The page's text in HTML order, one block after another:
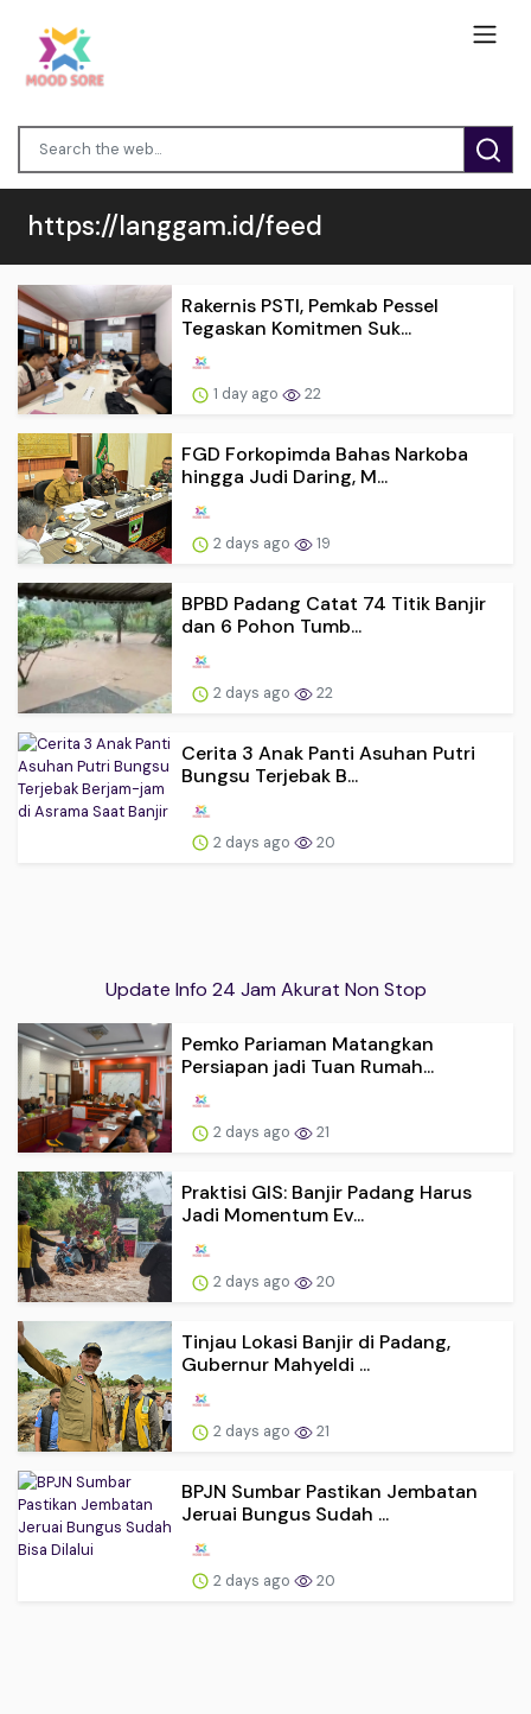
https://langgam.id/feed
Rakernis PSTI, Pemkab Pessel
Tegaskan Komitmen Suk...
1 day ago 22
FGD Forkopimda Bahas Narkoba
hingga Judi Daring, M...
2 days ago 19
BPBD Padang Catat 74 Titik Banjir
dan 6 Pohon Tumb...
2 days ago 22
Cerita 3 Anak Panti Asuhan Putri
Bungsu Terjebak B...
2 days ago 20
Update Info 24 Jam Akurat Non Stop
Pemko Pariaman Matangkan
Persiapan jadi Tuan Rumah...
2 days ago 21
Praktisi GIS: Banjir Padang Harus
Jadi Momentum Ev...
2 days ago 20
Tinjau Lokasi Banjir di Padang,
Gubernur Mahyeldi ...
2 days ago 21
BPJN Sumbar Pastikan Jembatan
Jeruai Bungus Sudah ...
2 days ago 20